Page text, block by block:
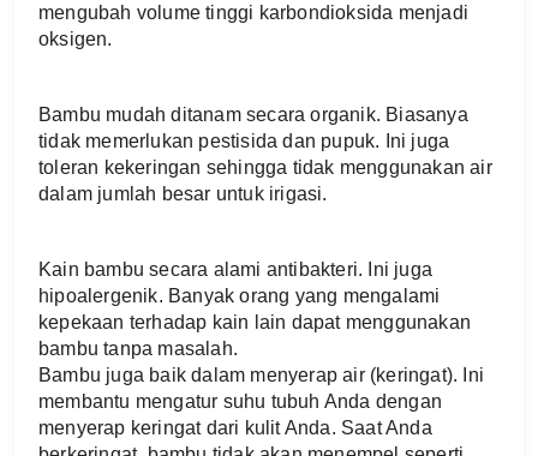
mengubah volume tinggi karbondioksida menjadi
oksigen.
Bambu mudah ditanam secara organik. Biasanya
tidak memerlukan pestisida dan pupuk. Ini juga
toleran kekeringan sehingga tidak menggunakan air
dalam jumlah besar untuk irigasi.
Kain bambu secara alami antibakteri. Ini juga
hipoalergenik. Banyak orang yang mengalami
kepekaan terhadap kain lain dapat menggunakan
bambu tanpa masalah.
Bambu juga baik dalam menyerap air (keringat). Ini
membantu mengatur suhu tubuh Anda dengan
menyerap keringat dari kulit Anda. Saat Anda